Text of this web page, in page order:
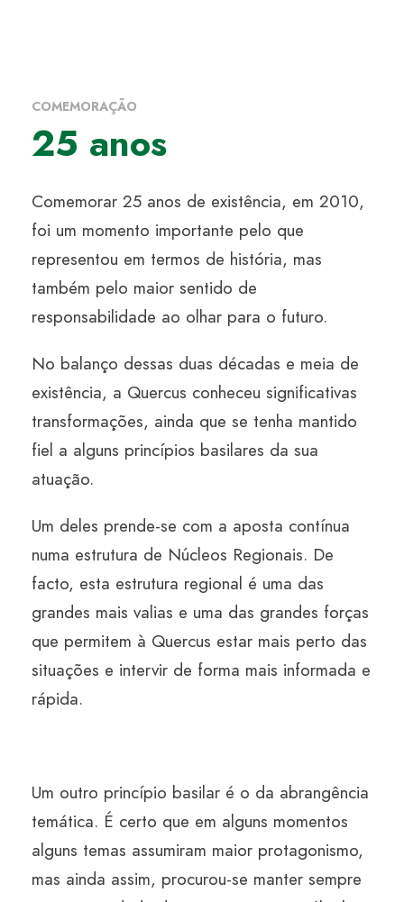
COMEMORAÇÃO
25 anos
Comemorar 25 anos de existência, em 2010,
foi um momento importante pelo que
representou em termos de história, mas
também pelo maior sentido de
responsabilidade ao olhar para o futuro.
No balanço dessas duas décadas e meia de
existência, a Quercus conheceu significativas
transformações, ainda que se tenha mantido
fiel a alguns princípios basilares da sua
atuação.
Um deles prende-se com a aposta contínua
numa estrutura de Núcleos Regionais. De
facto, esta estrutura regional é uma das
grandes mais valias e uma das grandes forças
que permitem à Quercus estar mais perto das
situações e intervir de forma mais informada e
rápida.
Um outro princípio basilar é o da abrangência
temática. É certo que em alguns momentos
alguns temas assumiram maior protagonismo,
mas ainda assim, procurou-se manter sempre